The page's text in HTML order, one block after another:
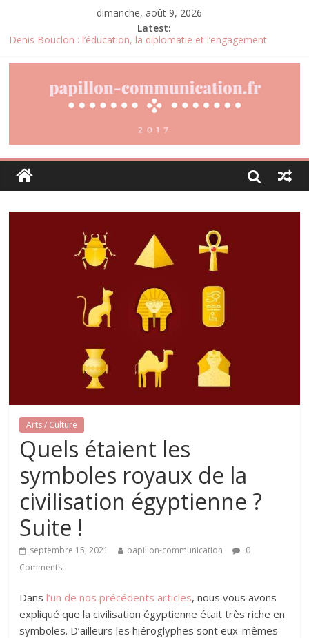
dimanche, août 9, 2026
Latest:
Denis Bouclon : l’éducation, la diplomatie et l’engagement
marchés africains
Pourquoi la gestion locative devient un levier stratégique pour
Daniel Moquet : quand les avis clients deviennent un levier
d’amélioration continue ?
Agria : une assurance santé animale conçue pour répondre aux
besoins des propriétaires
Arts / Culture
Quels étaient les
symboles royaux de la
civilisation égyptienne ?
Suite !
septembre 15, 2021 papillon-communication
0
Comments
Dansl’un de nos précédents articles, nous vous avons
expliqué que la civilisation égyptienne était très riche en
symboles. D’ailleurs les hiéroglyphes sont eux-mêmes